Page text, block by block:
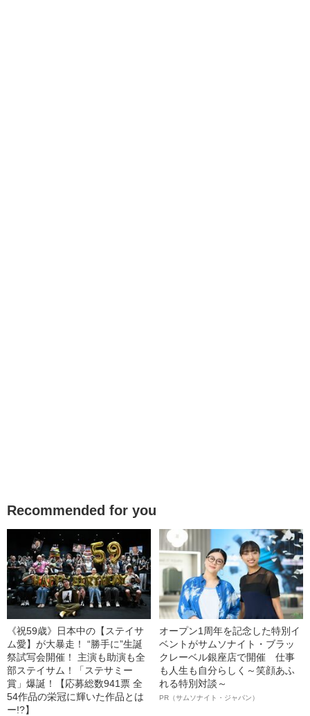
Recommended for you
《祝59歳》日本中の【ステイサ
ム愛】が大暴走！ “勝手に”生誕
祭試写会開催！ 主演も助演も全
部ステイサム！「ステサミー
賞」爆誕！【応募総数941票 全
54作品の栄冠に輝いた作品とは
ー!?】
オープン1周年を記念した特別イ
ベントがサムソナイト・ブラッ
クレーベル銀座店で開催 仕事
も人生も自分らしく～笑顔あふ
れる特別対談～
PR（サムソナイト・ジャパン）